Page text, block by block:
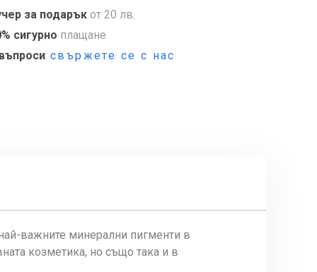
за подарък от 20 лв.
сигурно плащане
: свържете се с нас
важните минерални пигменти в
козметика, но също така и в